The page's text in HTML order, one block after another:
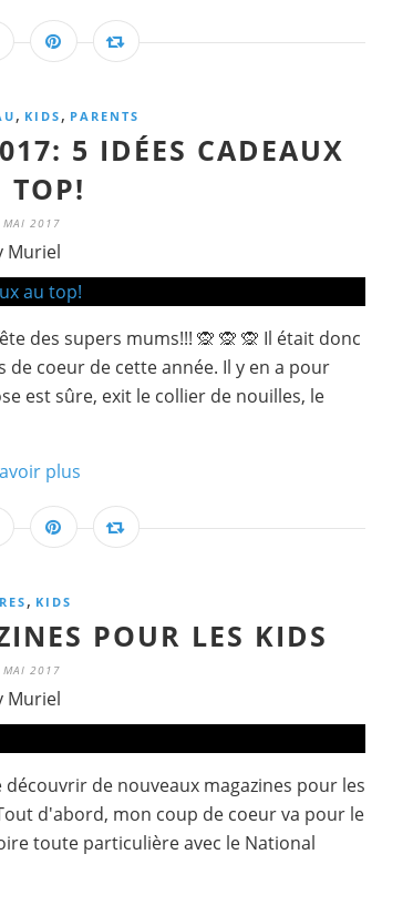
, KIDS, PARENTS
5 IDÉES CADEAUX
TOP!
2017
Muriel
des supers mums!!! 🙊 🙊 🙊 Il était donc
coeur de cette année. Il y en a pour
est sûre, exit le collier de nouilles, le
plus
, KIDS
POUR LES KIDS
MAI 2017
Muriel
de nouveaux magazines pour les
d'abord, mon coup de coeur va pour le
toute particulière avec le National